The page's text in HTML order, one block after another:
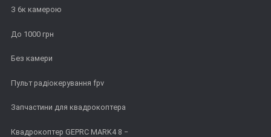
З 6к камерою
До 1000 грн
Без камери
Пульт радіокерування fpv
Запчастини для квадрокоптера
Квадрокоптер GEPRC MARK4 8 −